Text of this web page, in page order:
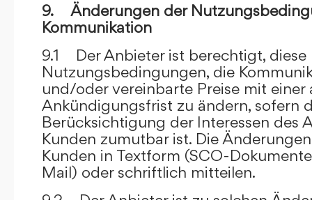
9. Änderungen der
Kommunikation
9.1 Der Anbieter ist berechtigt, diese
Nutzungsbedingungen, die
und/oder vereinbarte Preise mit einer
Ankündigungsfrist zu ändern, sofern
Berücksichtigung der Interessen des
Kunden zumutbar ist. Die
Kunden in Textform (SCO-
Mail) oder schriftlich mitteilen.